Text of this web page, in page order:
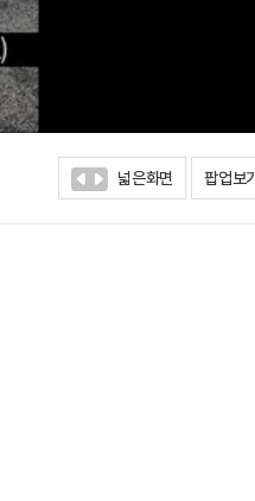
넓은화면 팝업보기